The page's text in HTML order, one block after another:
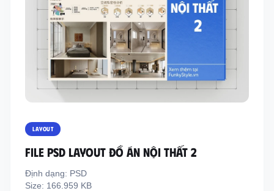
Đồ án
Feedback
F.BLOG
Địa chỉ:
Thành Phố Hồ Chí Minh, Việt Nam
Điện thoại:093 803 9170
LAYOUT
FILE PSD LAYOUT ĐỒ ÁN NỘI THẤT 2
Định dạng: PSD
Size: 166.959 KB